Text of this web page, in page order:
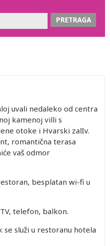
uvali nedaleko od centra
kamenoj villi s
otoke i Hvarski zalIv.
romantična terasa
vaš odmor
besplatan wi-fi u
telefon, balkon.
se služi u restoranu hotela